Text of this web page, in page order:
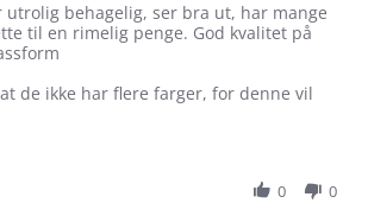
utrolig behagelig, ser bra ut, har mange
til en rimelig penge. God kvalitet på
de ikke har flere farger, for denne vil
0 0